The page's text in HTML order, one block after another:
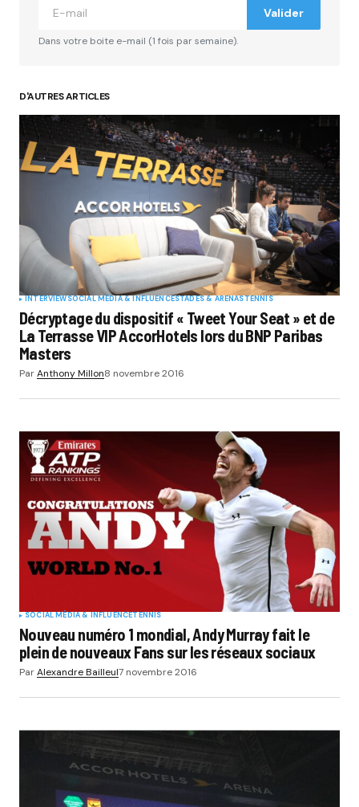
Valider
Dans votre boite e-mail (1 fois par semaine).
D'AUTRES ARTICLES
INTERVIEWSOCIAL MÉDIA & INFLUENCESTADES & ARENASTENNIS
Décryptage du dispositif « Tweet Your Seat » et de
La Terrasse VIP AccorHotels lors du BNP Paribas
Masters
ParAnthony Millon8 novembre 2016
SOCIAL MÉDIA & INFLUENCETENNIS
Nouveau numéro 1 mondial, Andy Murray fait le
plein de nouveaux Fans sur les réseaux sociaux
ParAlexandre Bailleul7 novembre 2016